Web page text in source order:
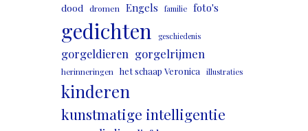
dood dromen Engels familie foto's
gedichten geschiedenis
gorgeldieren gorgelrijmen
herinneringen het schaap Veronica illustraties
kinderen
kunstmatige intelligentie